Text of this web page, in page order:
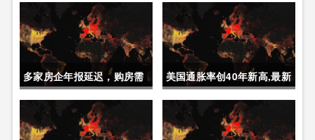
多家房企年报延迟，购房需
要重点关注
美国通胀率创40年新高,最新
经济动态